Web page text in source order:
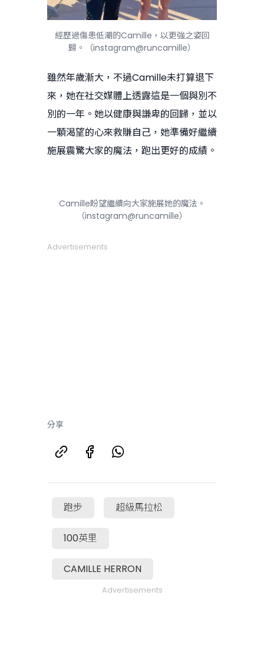
經歷過傷患低潮的Camille，以更強之姿回
歸。（instagram@runcamille）
雖然年歲漸大，不過Camille未打算退下
來，她在社交媒體上透露這是一個與別不
別的一年。她以健康與謙卑的回歸，並以
一顆渴望的心來救賺自己，她準備好繼續
施展震驚大家的魔法，跑出更好的成績。
Camille盼望繼續向大家施展她的魔法。
（instagram@runcamille）
Advertisements
分享
跑步 超級馬拉松
100英里
CAMILLE HERRON
Advertisements